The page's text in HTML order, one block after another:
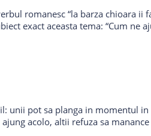
romanesc “la barza chioara ii
exact aceasta tema: “Cum
unii pot sa planga in momentul
acolo, altii refuza sa